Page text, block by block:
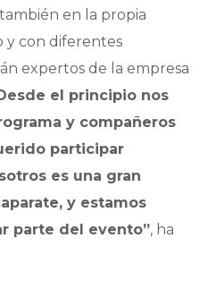
en la propia
y con diferentes
expertos de la empresa
el principio nos
y compañeros
participar
es una gran
y estamos
parte del evento”, ha